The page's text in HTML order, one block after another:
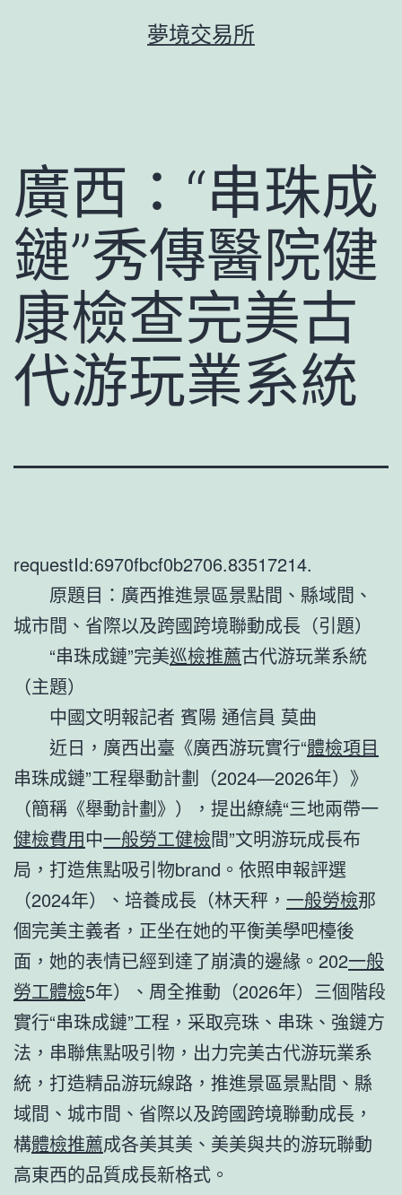
夢境交易所
廣西：“串珠成
鏈”秀傳醫院健
康檢查完美古
代游玩業系統
requestId:6970fbcf0b2706.83517214.
原題目： 廣西推進景區景點間、縣域間、
城市間、省際以及跨國跨境聯動成長（引題）
“串珠成鏈”完美巡檢推薦古代游玩業系統
（主題）
中國文明報記者 賓陽 通信員 莫曲
近日，廣西出臺《廣西游玩實行“體檢項目
串珠成鏈”工程舉動計劃（2024—2026年）》
（簡稱《舉動計劃》），提出繚繞“三地兩帶一
健檢費用中一般勞工健檢間”文明游玩成長布
局，打造焦點吸引物brand。依照申報評選
（2024年）、培養成長（林天秤， 一般勞檢那
個完美主義者，正坐在她的平衡美學吧檯後
面，她的表情已經到達了崩潰的邊緣。202一般
勞工體檢5年）、周全推動（2026年）三個階段
實行“串珠成鏈”工程，采取亮珠、串珠、強鏈方
法，串聯焦點吸引物，出力完美古代游玩業系
統，打造精品游玩線路，推進景區景點間、縣
域間、城市間、省際以及跨國跨境聯動成長，
構體檢推薦成各美其美、美美與共的游玩聯動
高東西的品質成長新格式。